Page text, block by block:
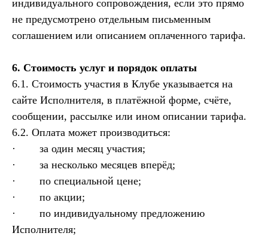
индивидуального сопровождения, если это прямо
не предусмотрено отдельным письменным
соглашением или описанием оплаченного тарифа.
6. Стоимость услуг и порядок оплаты
6.1. Стоимость участия в Клубе указывается на
сайте Исполнителя, в платёжной форме, счёте,
сообщении, рассылке или ином описании тарифа.
6.2. Оплата может производиться:
· за один месяц участия;
· за несколько месяцев вперёд;
· по специальной цене;
· по акции;
· по индивидуальному предложению
Исполнителя;